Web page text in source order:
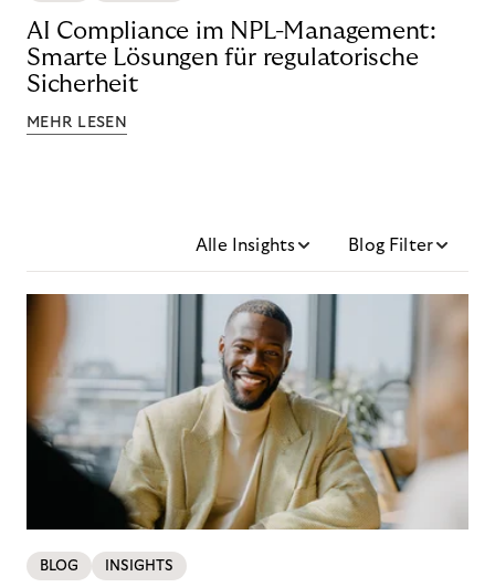
AI Compliance im NPL-Management:
Smarte Lösungen für regulatorische
Sicherheit
MEHR LESEN
Alle Insights Blog Filter
BLOG INSIGHTS